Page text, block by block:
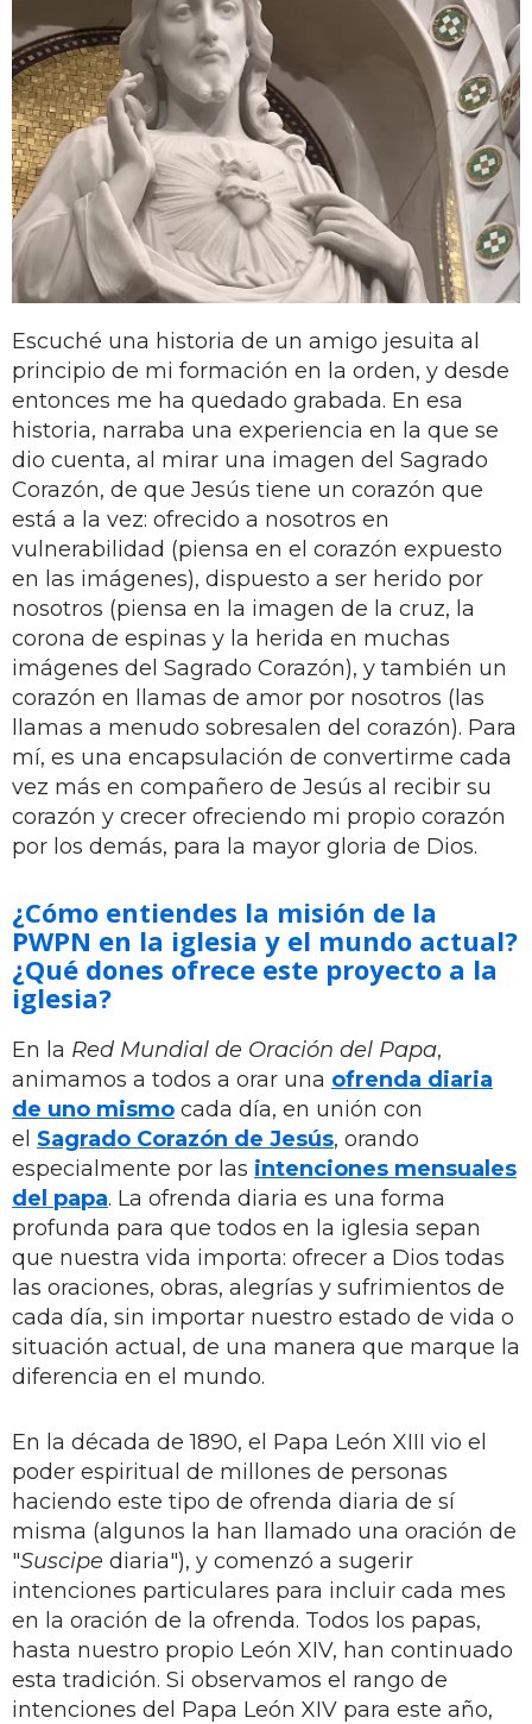
Escuché una historia de un amigo jesuita al
principio de mi formación en la orden, y desde
entonces me ha quedado grabada. En esa
historia, narraba una experiencia en la que se
dio cuenta, al mirar una imagen del Sagrado
Corazón, de que Jesús tiene un corazón que
está a la vez: ofrecido a nosotros en
vulnerabilidad (piensa en el corazón expuesto
en las imágenes), dispuesto a ser herido por
nosotros (piensa en la imagen de la cruz, la
corona de espinas y la herida en muchas
imágenes del Sagrado Corazón), y también un
corazón en llamas de amor por nosotros (las
llamas a menudo sobresalen del corazón). Para
mí, es una encapsulación de convertirme cada
vez más en compañero de Jesús al recibir su
corazón y crecer ofreciendo mi propio corazón
por los demás, para la mayor gloria de Dios.
¿Cómo entiendes la misión de la
PWPN en la iglesia y el mundo actual?
¿Qué dones ofrece este proyecto a la
iglesia?
En la Red Mundial de Oración del Papa,
animamos a todos a orar una ofrenda diaria
de uno mismo cada día, en unión con
el Sagrado Corazón de Jesús, orando
especialmente por las intenciones mensuales
del papa. La ofrenda diaria es una forma
profunda para que todos en la iglesia sepan
que nuestra vida importa: ofrecer a Dios todas
las oraciones, obras, alegrías y sufrimientos de
cada día, sin importar nuestro estado de vida o
situación actual, de una manera que marque la
diferencia en el mundo.
En la década de 1890, el Papa León XIII vio el
poder espiritual de millones de personas
haciendo este tipo de ofrenda diaria de sí
misma (algunos la han llamado una oración de
"Suscipe diaria"), y comenzó a sugerir
intenciones particulares para incluir cada mes
en la oración de la ofrenda. Todos los papas,
hasta nuestro propio León XIV, han continuado
esta tradición. Si observamos el rango de
intenciones del Papa León XIV para este año,